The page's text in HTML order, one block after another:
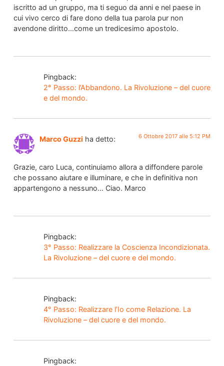
iscritto ad un gruppo, ma ti seguo da anni e nel paese in
cui vivo cerco di fare dono della tua parola pur non
avendone diritto…come un tredicesimo apostolo.
Pingback:
2° Passo: l’Abbandono. La Rivoluzione – del cuore
e del mondo.
Marco Guzzi ha detto: 6 Ottobre 2017 alle 5:12 PM
Grazie, caro Luca, continuiamo allora a diffondere parole
che possano aiutare e illuminare, e che in definitiva non
appartengono a nessuno… Ciao. Marco
Pingback:
3° Passo: Realizzare la Coscienza Incondizionata.
La Rivoluzione – del cuore e del mondo.
Pingback:
4° Passo: Realizzare l’Io come Relazione. La
Rivoluzione – del cuore e del mondo.
Pingback: